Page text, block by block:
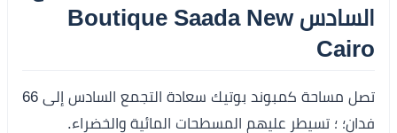
السادس Boutique Saada New
Cairo
تصل مساحة كمبوند بوتيك سعادة التجمع السادس إلى 66
فدان؛ ؛ تسيطر عليهم المسطحات المائية والخضراء.